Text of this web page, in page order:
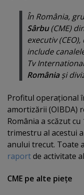
În România,
Sârbu(CME)
executiv
include
Tv
Româniaşi
Profitul operaţional
amortizării (OIBDA)
România a scăzut
trimestru al acestui
anului trecut. Toate
raportde activitate
CME pe alte pieţe